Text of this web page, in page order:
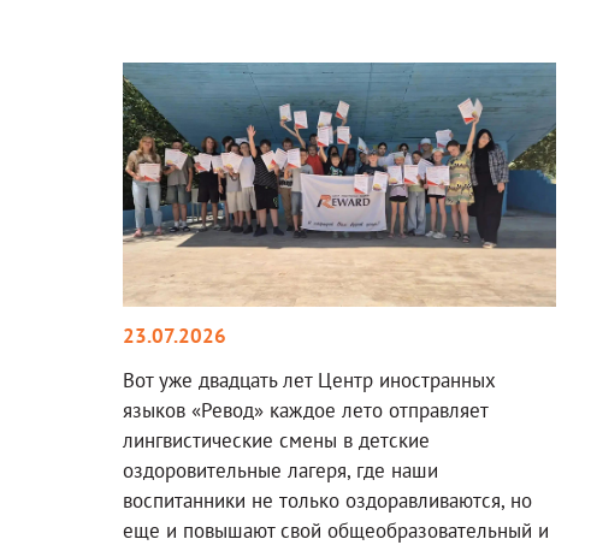
23.07.2026
Вот уже двадцать лет Центр иностранных
языков «Ревод» каждое лето отправляет
лингвистические смены в детские
оздоровительные лагеря, где наши
воспитанники не только оздоравливаются, но
еще и повышают свой общеобразовательный и